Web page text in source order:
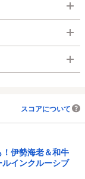
スコアについて
！伊勢海老＆和牛
インクルーシブ